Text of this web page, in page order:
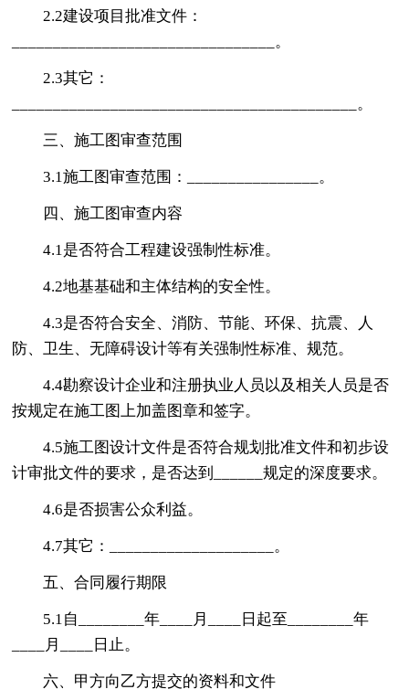
2.2建设项目批准文件：
________________________________。
2.3其它：
__________________________________________。
三、施工图审查范围
3.1施工图审查范围：________________。
四、施工图审查内容
4.1是否符合工程建设强制性标准。
4.2地基基础和主体结构的安全性。
4.3是否符合安全、消防、节能、环保、抗震、人
防、卫生、无障碍设计等有关强制性标准、规范。
4.4勘察设计企业和注册执业人员以及相关人员是否
按规定在施工图上加盖图章和签字。
4.5施工图设计文件是否符合规划批准文件和初步设
计审批文件的要求，是否达到______规定的深度要求。
4.6是否损害公众利益。
4.7其它：____________________。
五、合同履行期限
5.1自________年____月____日起至________年
____月____日止。
六、甲方向乙方提交的资料和文件